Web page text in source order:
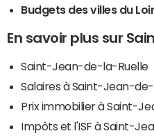
Budgets des villes du
En savoir plus sur
Saint-Jean-de-la-Ruelle
Salaires à Saint-Jean-
Prix immobilier à Saint-
Impôts et l'ISF à Saint-